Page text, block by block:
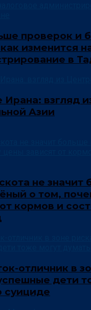
проверок и
изменится
в
взгляд
Азии
не значит
о том,
кормов и
отличник в
дети
суициде